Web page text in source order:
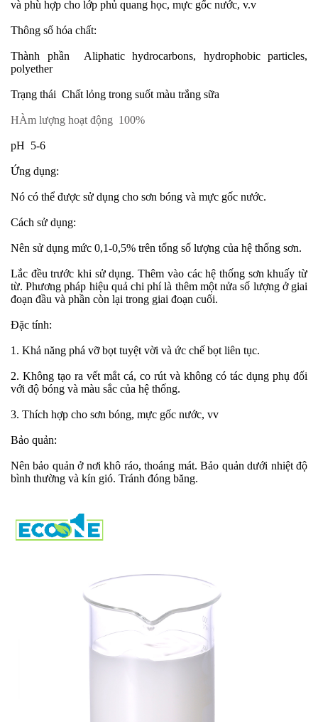
và phù hợp cho lớp phủ quang học, mực gốc nước, v.v
Thông số hóa chất:
Thành phần Aliphatic hydrocarbons, hydrophobic particles,
polyether
Trạng thái Chất lỏng trong suốt màu trắng sữa
HÀm lượng hoạt động 100%
pH 5-6
Ứng dụng:
Nó có thể được sử dụng cho sơn bóng và mực gốc nước.
Cách sử dụng:
Nên sử dụng mức 0,1-0,5% trên tổng số lượng của hệ thống sơn.
Lắc đều trước khi sử dụng. Thêm vào các hệ thống sơn khuấy từ
từ. Phương pháp hiệu quả chi phí là thêm một nửa số lượng ở giai
đoạn đầu và phần còn lại trong giai đoạn cuối.
Đặc tính:
1. Khả năng phá vỡ bọt tuyệt vời và ức chế bọt liên tục.
2. Không tạo ra vết mắt cá, co rút và không có tác dụng phụ đối
với độ bóng và màu sắc của hệ thống.
3. Thích hợp cho sơn bóng, mực gốc nước, vv
Bảo quản:
Nên bảo quản ở nơi khô ráo, thoáng mát. Bảo quản dưới nhiệt độ
bình thường và kín gió. Tránh đóng băng.